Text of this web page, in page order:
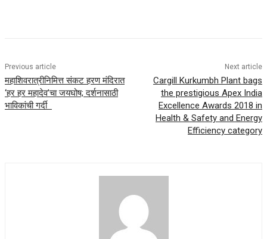
Previous article
महाशिवरात्रीनिमित्त संकट हरण मंदिरात
‘हर हर महादेव’चा जयघोष; दर्शनासाठी
भाविकांची गर्दी
Next article
Cargill Kurkumbh Plant bags
the prestigious Apex India
Excellence Awards 2018 in
Health & Safety and Energy
Efficiency category